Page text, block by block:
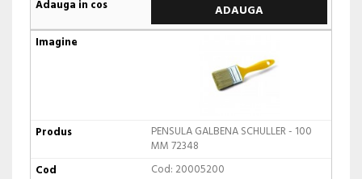
ADAUGA
PENSULA GALBENA SCHULLER - 100
MM 72348
Cod: 20005200